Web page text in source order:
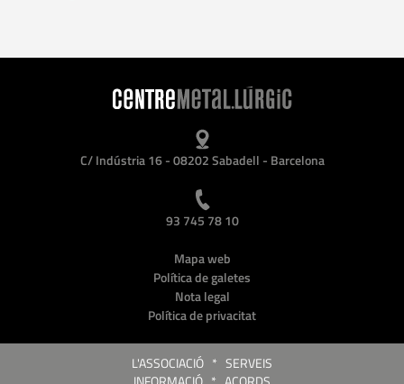
C/ Indústria 16 - 08202 Sabadell - Barcelona
93 745 78 10
Mapa web
Política de galetes
Nota legal
Política de privacitat
L'ASSOCIACIÓ * SERVEIS